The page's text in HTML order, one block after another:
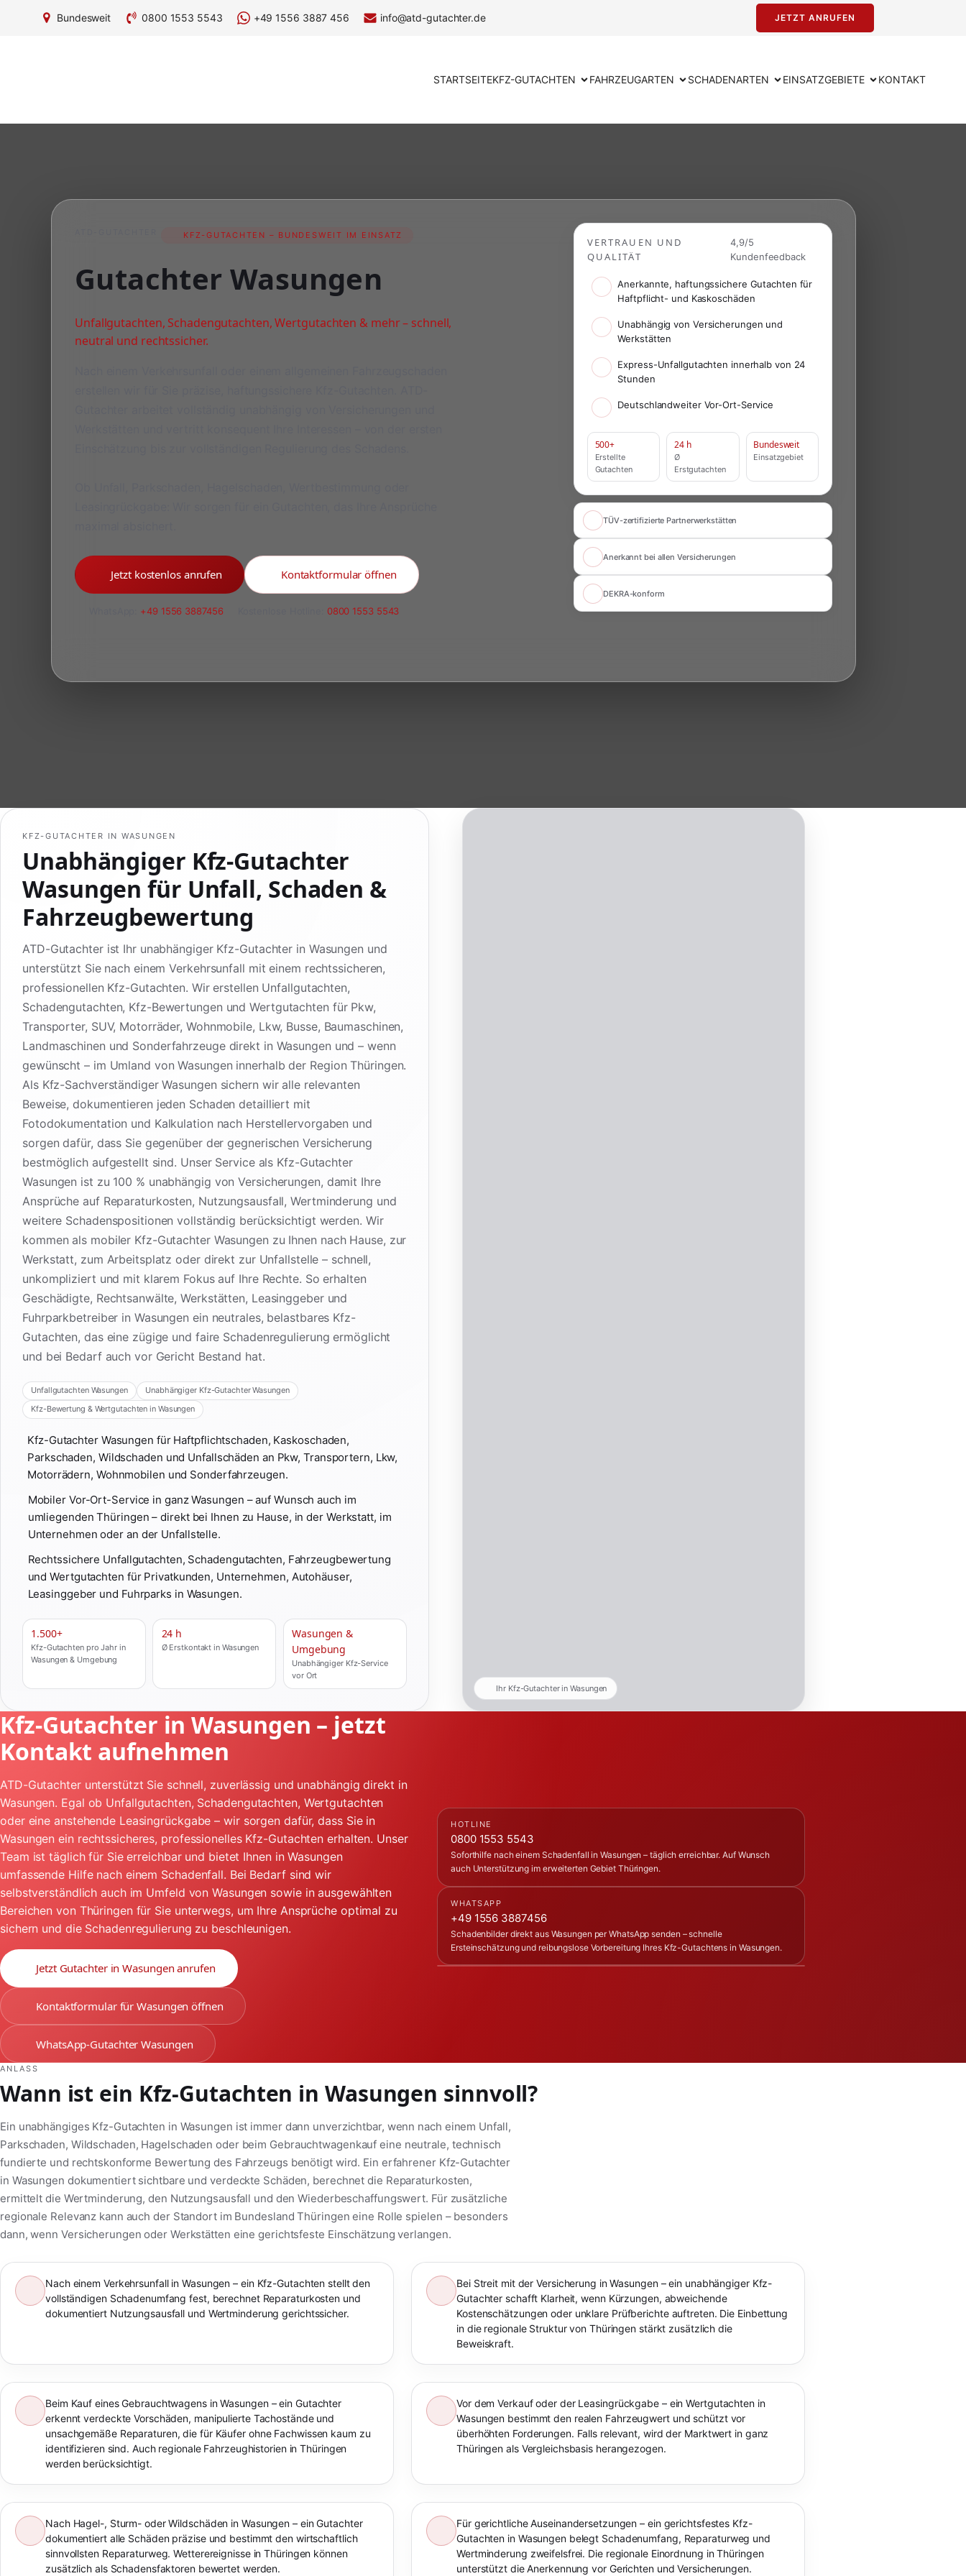
Bundesweit 0800 1553 5543 +49 1556 3887 456 info@atd-gutachter.de JETZT ANRUFEN
STARTSEITEKFZ-GUTACHTEN FAHRZEUGARTEN SCHADENARTEN EINSATZGEBIETE KONTAKT
KFZ-GUTACHTEN – BUNDESWEIT IM EINSATZ
Gutachter Wasungen
Unfallgutachten, Schadengutachten, Wertgutachten & mehr – schnell,
neutral und rechtssicher.
Jetzt kostenlos anrufen Kontaktformular öffnen
+49 1556 3887456 0800 1553 5543
VERTRAUEN UND
QUALITÄT
4,9/5
Kundenfeedback
Anerkannte, haftungssichere Gutachten für
Haftpflicht- und Kaskoschäden
Unabhängig von Versicherungen und
Werkstätten
Express-Unfallgutachten innerhalb von 24
Stunden
Deutschlandweiter Vor-Ort-Service
500+
Erstellte
Gutachten
24 h
Ø
Erstgutachten
Bundesweit
Einsatzgebiet
TÜV-zertifizierte Partnerwerkstätten
Anerkannt bei allen Versicherungen
DEKRA-konform
KFZ-GUTACHTER IN WASUNGEN
Unabhängiger Kfz-Gutachter
Wasungen für Unfall, Schaden &
Fahrzeugbewertung
ATD-Gutachter ist Ihr unabhängiger Kfz-Gutachter in Wasungen und
unterstützt Sie nach einem Verkehrsunfall mit einem rechtssicheren,
professionellen Kfz-Gutachten. Wir erstellen Unfallgutachten,
Schadengutachten, Kfz-Bewertungen und Wertgutachten für Pkw,
Transporter, SUV, Motorräder, Wohnmobile, Lkw, Busse, Baumaschinen,
Landmaschinen und Sonderfahrzeuge direkt in Wasungen und – wenn
gewünscht – im Umland von Wasungen innerhalb der Region Thüringen.
Als Kfz-Sachverständiger Wasungen sichern wir alle relevanten
Beweise, dokumentieren jeden Schaden detailliert mit
Fotodokumentation und Kalkulation nach Herstellervorgaben und
sorgen dafür, dass Sie gegenüber der gegnerischen Versicherung
bestmöglich aufgestellt sind. Unser Service als Kfz-Gutachter
Wasungen ist zu 100 % unabhängig von Versicherungen, damit Ihre
Ansprüche auf Reparaturkosten, Nutzungsausfall, Wertminderung und
weitere Schadenspositionen vollständig berücksichtigt werden. Wir
kommen als mobiler Kfz-Gutachter Wasungen zu Ihnen nach Hause, zur
Werkstatt, zum Arbeitsplatz oder direkt zur Unfallstelle – schnell,
unkompliziert und mit klarem Fokus auf Ihre Rechte. So erhalten
Geschädigte, Rechtsanwälte, Werkstätten, Leasinggeber und
Fuhrparkbetreiber in Wasungen ein neutrales, belastbares Kfz-
Gutachten, das eine zügige und faire Schadenregulierung ermöglicht
und bei Bedarf auch vor Gericht Bestand hat.
Unfallgutachten Wasungen
Unabhängiger Kfz-Gutachter Wasungen
Kfz-Bewertung & Wertgutachten in Wasungen
Kfz-Gutachter Wasungen für Haftpflichtschaden, Kaskoschaden,
Parkschaden, Wildschaden und Unfallschäden an Pkw, Transportern, Lkw,
Motorrädern, Wohnmobilen und Sonderfahrzeugen.
Mobiler Vor-Ort-Service in ganz Wasungen – auf Wunsch auch im
umliegenden Thüringen – direkt bei Ihnen zu Hause, in der Werkstatt, im
Unternehmen oder an der Unfallstelle.
Rechtssichere Unfallgutachten, Schadengutachten, Fahrzeugbewertung
und Wertgutachten für Privatkunden, Unternehmen, Autohäuser,
Leasinggeber und Fuhrparks in Wasungen.
1.500+
Kfz-Gutachten pro Jahr in
Wasungen & Umgebung
24 h
Ø Erstkontakt in Wasungen
Wasungen &
Umgebung
Unabhängiger Kfz-Service
vor Ort
Ihr Kfz-Gutachter in Wasungen
Kfz-Gutachter in Wasungen – jetzt
Kontakt aufnehmen
ATD-Gutachter unterstützt Sie schnell, zuverlässig und unabhängig direkt in
Wasungen. Egal ob Unfallgutachten, Schadengutachten, Wertgutachten
oder eine anstehende Leasingrückgabe – wir sorgen dafür, dass Sie in
Wasungen ein rechtssicheres, professionelles Kfz-Gutachten erhalten. Unser
Team ist täglich für Sie erreichbar und bietet Ihnen in Wasungen
umfassende Hilfe nach einem Schadenfall. Bei Bedarf sind wir
selbstverständlich auch im Umfeld von Wasungen sowie in ausgewählten
Bereichen von Thüringen für Sie unterwegs, um Ihre Ansprüche optimal zu
sichern und die Schadenregulierung zu beschleunigen.
Jetzt Gutachter in Wasungen anrufen
Kontaktformular für Wasungen öffnen
WhatsApp-Gutachter Wasungen
HOTLINE
0800 1553 5543
Soforthilfe nach einem Schadenfall in Wasungen – täglich erreichbar. Auf Wunsch
auch Unterstützung im erweiterten Gebiet Thüringen.
WHATSAPP
+49 1556 3887456
Schadenbilder direkt aus Wasungen per WhatsApp senden – schnelle
Ersteinschätzung und reibungslose Vorbereitung Ihres Kfz-Gutachtens in Wasungen.
ANLASS
Wann ist ein Kfz-Gutachten in Wasungen sinnvoll?
Ein unabhängiges Kfz-Gutachten in Wasungen ist immer dann unverzichtbar, wenn nach einem Unfall,
Parkschaden, Wildschaden, Hagelschaden oder beim Gebrauchtwagenkauf eine neutrale, technisch
fundierte und rechtskonforme Bewertung des Fahrzeugs benötigt wird. Ein erfahrener Kfz-Gutachter
in Wasungen dokumentiert sichtbare und verdeckte Schäden, berechnet die Reparaturkosten,
ermittelt die Wertminderung, den Nutzungsausfall und den Wiederbeschaffungswert. Für zusätzliche
regionale Relevanz kann auch der Standort im Bundesland Thüringen eine Rolle spielen – besonders
dann, wenn Versicherungen oder Werkstätten eine gerichtsfeste Einschätzung verlangen.
Nach einem Verkehrsunfall in Wasungen – ein Kfz-Gutachten stellt den
vollständigen Schadenumfang fest, berechnet Reparaturkosten und
dokumentiert Nutzungsausfall und Wertminderung gerichtssicher.
Bei Streit mit der Versicherung in Wasungen – ein unabhängiger Kfz-
Gutachter schafft Klarheit, wenn Kürzungen, abweichende
Kostenschätzungen oder unklare Prüfberichte auftreten. Die Einbettung
in die regionale Struktur von Thüringen stärkt zusätzlich die
Beweiskraft.
Beim Kauf eines Gebrauchtwagens in Wasungen – ein Gutachter
erkennt verdeckte Vorschäden, manipulierte Tachostände und
unsachgemäße Reparaturen, die für Käufer ohne Fachwissen kaum zu
identifizieren sind. Auch regionale Fahrzeughistorien in Thüringen
werden berücksichtigt.
Vor dem Verkauf oder der Leasingrückgabe – ein Wertgutachten in
Wasungen bestimmt den realen Fahrzeugwert und schützt vor
überhöhten Forderungen. Falls relevant, wird der Marktwert in ganz
Thüringen als Vergleichsbasis herangezogen.
Nach Hagel-, Sturm- oder Wildschäden in Wasungen – ein Gutachter
dokumentiert alle Schäden präzise und bestimmt den wirtschaftlich
sinnvollsten Reparaturweg. Wetterereignisse in Thüringen können
zusätzlich als Schadensfaktoren bewertet werden.
Für gerichtliche Auseinandersetzungen – ein gerichtsfestes Kfz-
Gutachten in Wasungen belegt Schadenumfang, Reparaturweg und
Wertminderung zweifelsfrei. Die regionale Einordnung in Thüringen
unterstützt die Anerkennung vor Gerichten und Versicherungen.